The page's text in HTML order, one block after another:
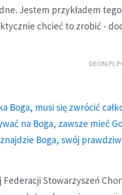
Jestem przykładem
chcieć to zrobić -
DEON.PL
Boga, musi się zwrócić
na Boga, zawsze mieć
Boga, swój
Federacji Stowarzyszeń